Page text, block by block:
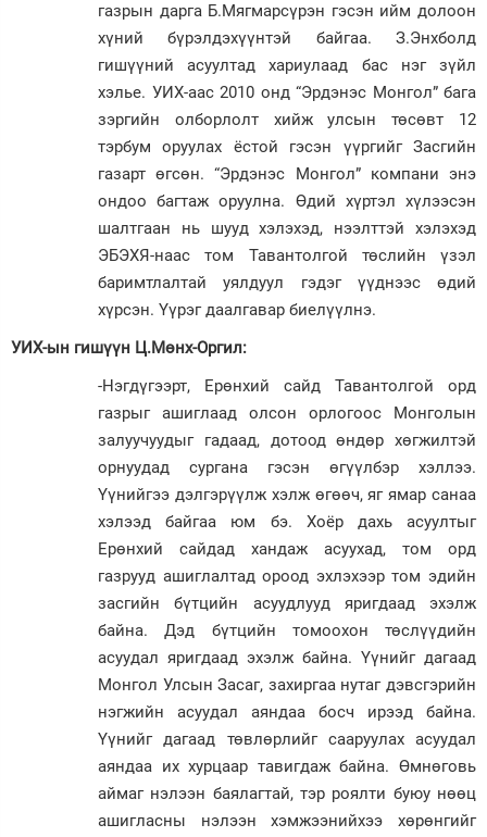
газрын дарга Б.Мягмарсүрэн гэсэн ийм долоон
хүний бүрэлдэхүүнтэй байгаа. З.Энхболд
гишүүний асуултад хариулаад бас нэг зүйл
хэлье. УИХ-аас 2010 онд “Эрдэнэс Монгол” бага
зэргийн олборлолт хийж улсын төсөвт 12
тэрбум оруулах ёстой гэсэн үүргийг Засгийн
газарт өгсөн. “Эрдэнэс Монгол” компани энэ
ондоо багтаж оруулна. Өдий хүртэл хүлээсэн
шалтгаан нь шууд хэлэхэд, нээлттэй хэлэхэд
ЭБЭХЯ-наас том Тавантолгой төслийн үзэл
баримтлалтай уялдуул гэдэг үүднээс өдий
хүрсэн. Үүрэг даалгавар биелүүлнэ.
УИХ-ын гишүүн Ц.Мөнх-Оргил:
-Нэгдүгээрт, Ерөнхий сайд Тавантолгой орд
газрыг ашиглаад олсон орлогоос Монголын
залуучуудыг гадаад, дотоод өндөр хөгжилтэй
орнуудад сургана гэсэн өгүүлбэр хэллээ.
Үүнийгээ дэлгэрүүлж хэлж өгөөч, яг ямар санаа
хэлээд байгаа юм бэ. Хоёр дахь асуултыг
Ерөнхий сайдад хандаж асуухад, том орд
газрууд ашиглалтад ороод эхлэхээр том эдийн
засгийн бүтцийн асуудлууд яригдаад эхэлж
байна. Дэд бүтцийн томоохон төслүүдийн
асуудал яригдаад эхэлж байна. Үүнийг дагаад
Монгол Улсын Засаг, захиргаа нутаг дэвсгэрийн
нэгжийн асуудал аяндаа босч ирээд байна.
Үүнийг дагаад төвлөрлийг сааруулах асуудал
аяндаа их хурцаар тавигдаж байна. Өмнөговь
аймаг нэ­лээн баялагтай, тэр роялти буюу нөөц
ашигласны нэлээн хэмжээнийхээ хө­рөнгийг